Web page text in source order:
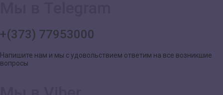
+(373) 77953000
Напишите нам и мы с удовольствием ответим на все возникшие
вопросы